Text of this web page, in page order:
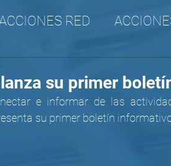
ACCIONES RED
su primer
e informar de las
su primer boletín